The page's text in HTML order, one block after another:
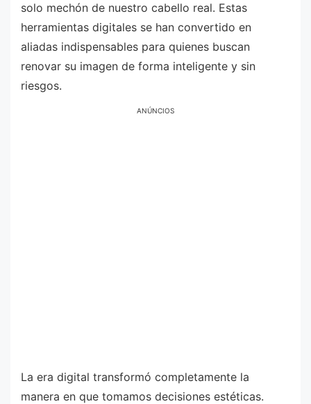
solo mechón de nuestro cabello real. Estas
herramientas digitales se han convertido en
aliadas indispensables para quienes buscan
renovar su imagen de forma inteligente y sin
riesgos.
ANÚNCIOS
La era digital transformó completamente la
manera en que tomamos decisiones estéticas.